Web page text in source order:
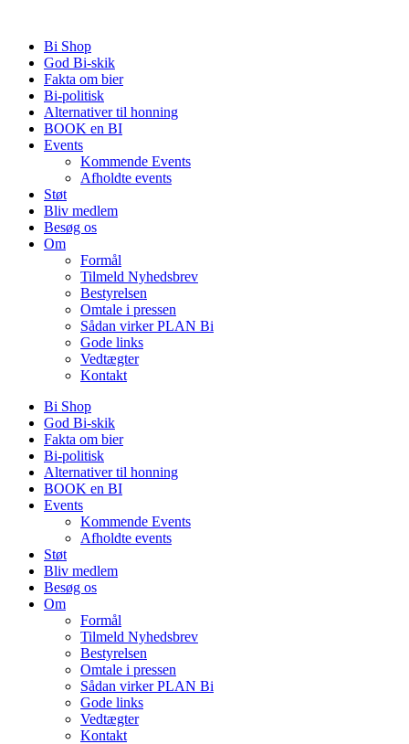
indholdBi Shop
God Bi-skik
Fakta om bier
Bi-politisk
Alternativer til honning
BOOK en BI
Events
Kommende Events
Afholdte events
Støt
Bliv medlem
Besøg os
Om
Formål
Tilmeld Nyhedsbrev
Bestyrelsen
Omtale i pressen
Sådan virker PLAN Bi
Gode links
Vedtægter
Kontakt
Bi Shop
God Bi-skik
Fakta om bier
Bi-politisk
Alternativer til honning
BOOK en BI
Events
Kommende Events
Afholdte events
Støt
Bliv medlem
Besøg os
Om
Formål
Tilmeld Nyhedsbrev
Bestyrelsen
Omtale i pressen
Sådan virker PLAN Bi
Gode links
Vedtægter
Kontakt